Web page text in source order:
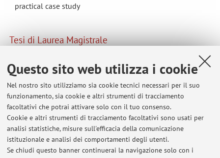
Questo sito web utilizza i cookie
Nel nostro sito utilizziamo sia cookie tecnici necessari per il suo
funzionamento, sia cookie e altri strumenti di tracciamento
facoltativi che potrai attivare solo con il tuo consenso.
Cookie e altri strumenti di tracciamento facoltativi sono usati per
analisi statistiche, misure sull'efficacia della comunicazione
istituzionale e analisi dei comportamenti degli utenti.
Se chiudi questo banner continuerai la navigazione solo con i
practical case study
Tesi di Laurea Magistrale
soluzioni di power bi applicate all'economia sociale: caso
pratico cadiai
Ultimi avvisi
CLABE Computational Tools - July 8 2026 test marks
Pubblicato il: 07 luglio 2026